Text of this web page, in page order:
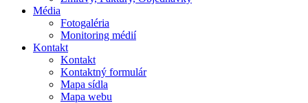
Média
Fotogaléria
Monitoring médií
Kontakt
Kontakt
Kontaktný formulár
Mapa sídla
Mapa webu